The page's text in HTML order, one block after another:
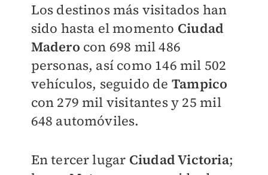
Los destinos más visitados han
sido hasta el momento Ciudad
Madero con 698 mil 486
personas, así como 146 mil 502
vehículos, seguido de Tampico
con 279 mil visitantes y 25 mil
648 automóviles.
En tercer lugar Ciudad Victoria;